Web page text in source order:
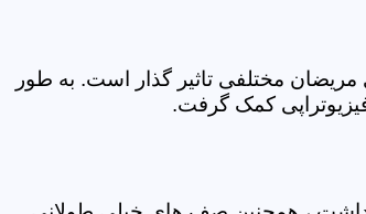
مختلفی تاثیر گذار است. به طور
کمک گرفت.